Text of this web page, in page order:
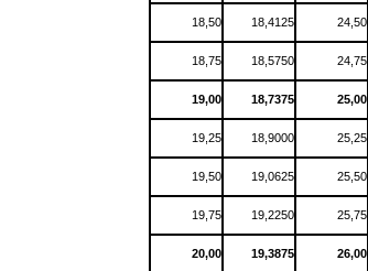
18,50 18,4125 24,50
18,75 18,5750 24,75
19,00 18,7375 25,00
19,25 18,9000 25,25
19,50 19,0625 25,50
19,75 19,2250 25,75
20,00 19,3875 26,00